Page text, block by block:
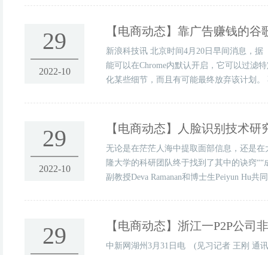
29
2022-10
【电商动态】 靠广告赚钱的谷
新浪科技讯 北京时间4月20日早间消息，
能可以在Chrome内默认开启，它可以过滤
化某些细节，而且有可能最终放弃该计划。
29
2022-10
【电商动态】 人脸识别技术研
无论是在茫茫人海中提取面部信息，还是
隆大学的科研团队终于找到了其中的诀窍
副教授Deva Ramanan和博士生Peiyun Hu
29 【电商动态】 浙江一P2P公司
中新网湖州3月31日电 (见习记者 王刚 通